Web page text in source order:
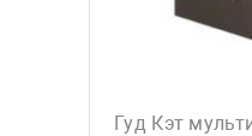
Гуд Кэт